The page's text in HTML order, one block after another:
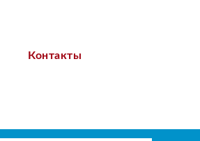
Контакты